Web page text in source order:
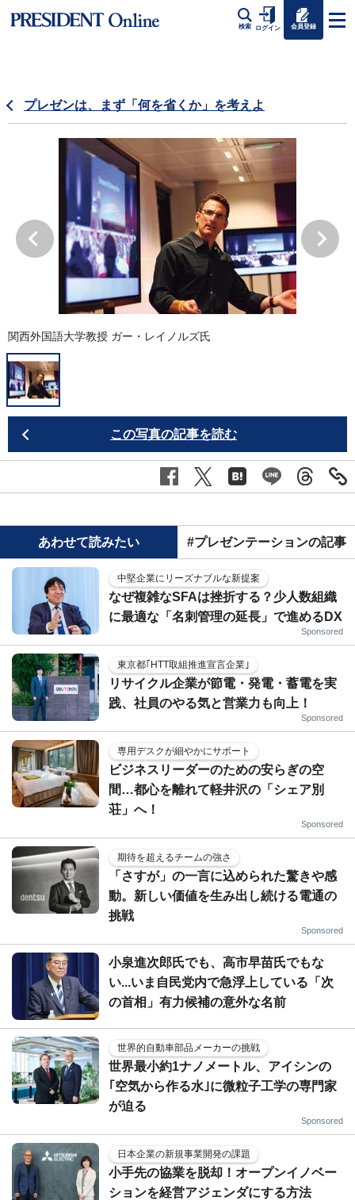
検索 ログイン 会員登録
プレゼンは、まず「何を省くか」を考えよ
関西外国語大学教授 ガー・レイノルズ氏
この写真の記事を読む
あわせて読みたい #プレゼンテーションの記事
中堅企業にリーズナブルな新提案
なぜ複雑なSFAは挫折する？少人数組織
に最適な「名刺管理の延長」で進めるDX
Sponsored
東京都｢HTT取組推進宣言企業｣
リサイクル企業が節電・発電・蓄電を実
践、社員のやる気と営業力も向上！
Sponsored
専用デスクが細やかにサポート
ビジネスリーダーのための安らぎの空
間…都心を離れて軽井沢の「シェア別
荘」へ！
Sponsored
期待を超えるチームの強さ
「さすが」の一言に込められた驚きや感
動。新しい価値を生み出し続ける電通の
挑戦
Sponsored
小泉進次郎氏でも、高市早苗氏でもな
い...いま自民党内で急浮上している「次
の首相」有力候補の意外な名前
世界的自動車部品メーカーの挑戦
世界最小約1ナノメートル、アイシンの
｢空気から作る水｣に微粒子工学の専門家
が迫る
Sponsored
日本企業の新規事業開発の課題
小手先の協業を脱却！オープンイノベー
ションを経営アジェンダにする方法